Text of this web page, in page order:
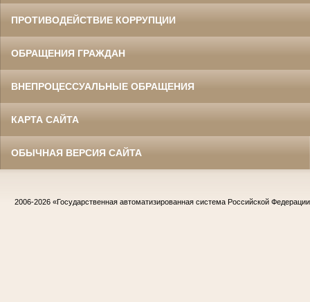
ПРОТИВОДЕЙСТВИЕ КОРРУПЦИИ
ОБРАЩЕНИЯ ГРАЖДАН
ВНЕПРОЦЕССУАЛЬНЫЕ ОБРАЩЕНИЯ
КАРТА САЙТА
ОБЫЧНАЯ ВЕРСИЯ САЙТА
2006-2026 «Государственная автоматизированная система Российской